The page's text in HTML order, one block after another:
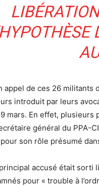
appel de ces 26
introduit par leurs
mars. En effet, plusieurs
général du PPA-
son rôle présumé
accusé était sorti
pour « trouble à